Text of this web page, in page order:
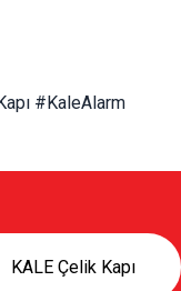
#KaleAlarm
KALE Çelik Kapı